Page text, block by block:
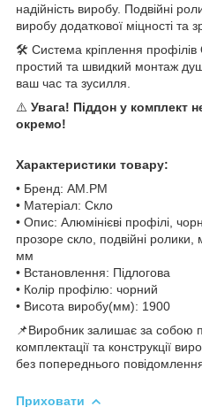
надійність виробу. Подвійні
виробу додаткової міцності та
🛠️ Система кріплення профілів
простий та швидкий монтаж
ваш час та зусилля.
⚠️ Увага! Піддон у комплект
окремо!
Характеристики товару:
• Бренд: AM.PM
• Матеріал: Скло
• Опис: Алюмінієві профілі,
прозоре скло, подвійні ролики,
мм
• Встановлення: Підлогова
• Колір профілю: чорний
• Висота виробу(мм): 1900
📌Виробник залишає за собою
комплектації та конструкції
без попереднього
Приховати